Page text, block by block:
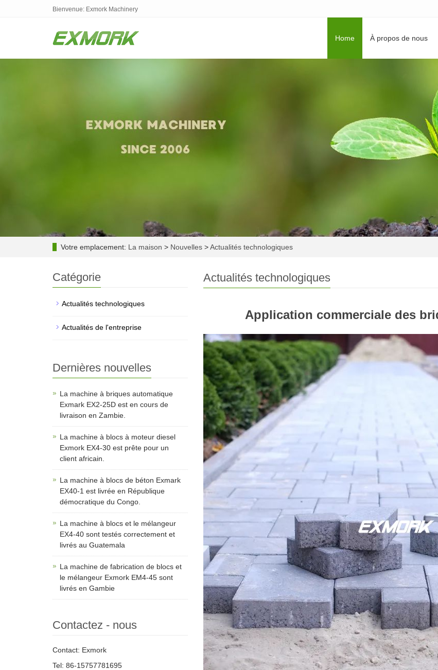
Bienvenue: Exmork Machinery
Home À propos de nous
Votre emplacement: La maison > Nouvelles >Actualités technologiques
Actualités technologiques
Application commerciale des
Catégorie
Actualités technologiques
Actualités de l'entreprise
Dernières nouvelles
La machine à briques automatique
Exmark EX2-25D est en cours de
livraison en Zambie.
La machine à blocs à moteur diesel
Exmork EX4-30 est prête pour un
client africain.
La machine à blocs de béton Exmark
EX40-1 est livrée en République
démocratique du Congo.
La machine à blocs et le mélangeur
EX4-40 sont testés correctement et
livrés au Guatemala
La machine de fabrication de blocs et
le mélangeur Exmork EM4-45 sont
livrés en Gambie
Contactez - nous
Contact: Exmork
Tel: 86-15757781695